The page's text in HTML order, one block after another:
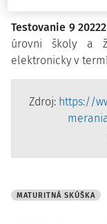
Testovanie 9
úrovni školy a
elektronicky v
Zdroj: https://
MATURITNÁ SKÚŠKA